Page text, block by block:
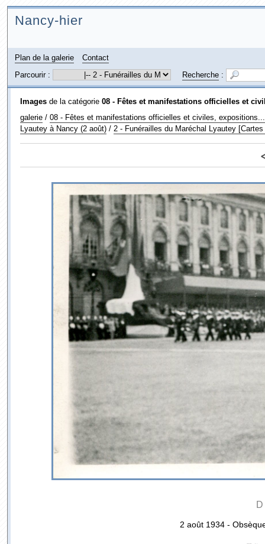
Nancy-hier
Plan de la galerie
Contact
Parcourir :
Recherche:
Imagesde la catégorie 08 - Fêtes et manifestations officielles et
galerie/ 08 - Fêtes et manifestations officielles et civiles, expositions...
Lyautey à Nancy (2 août)/ 2 - Funérailles du Maréchal Lyautey
2 août 1934 -